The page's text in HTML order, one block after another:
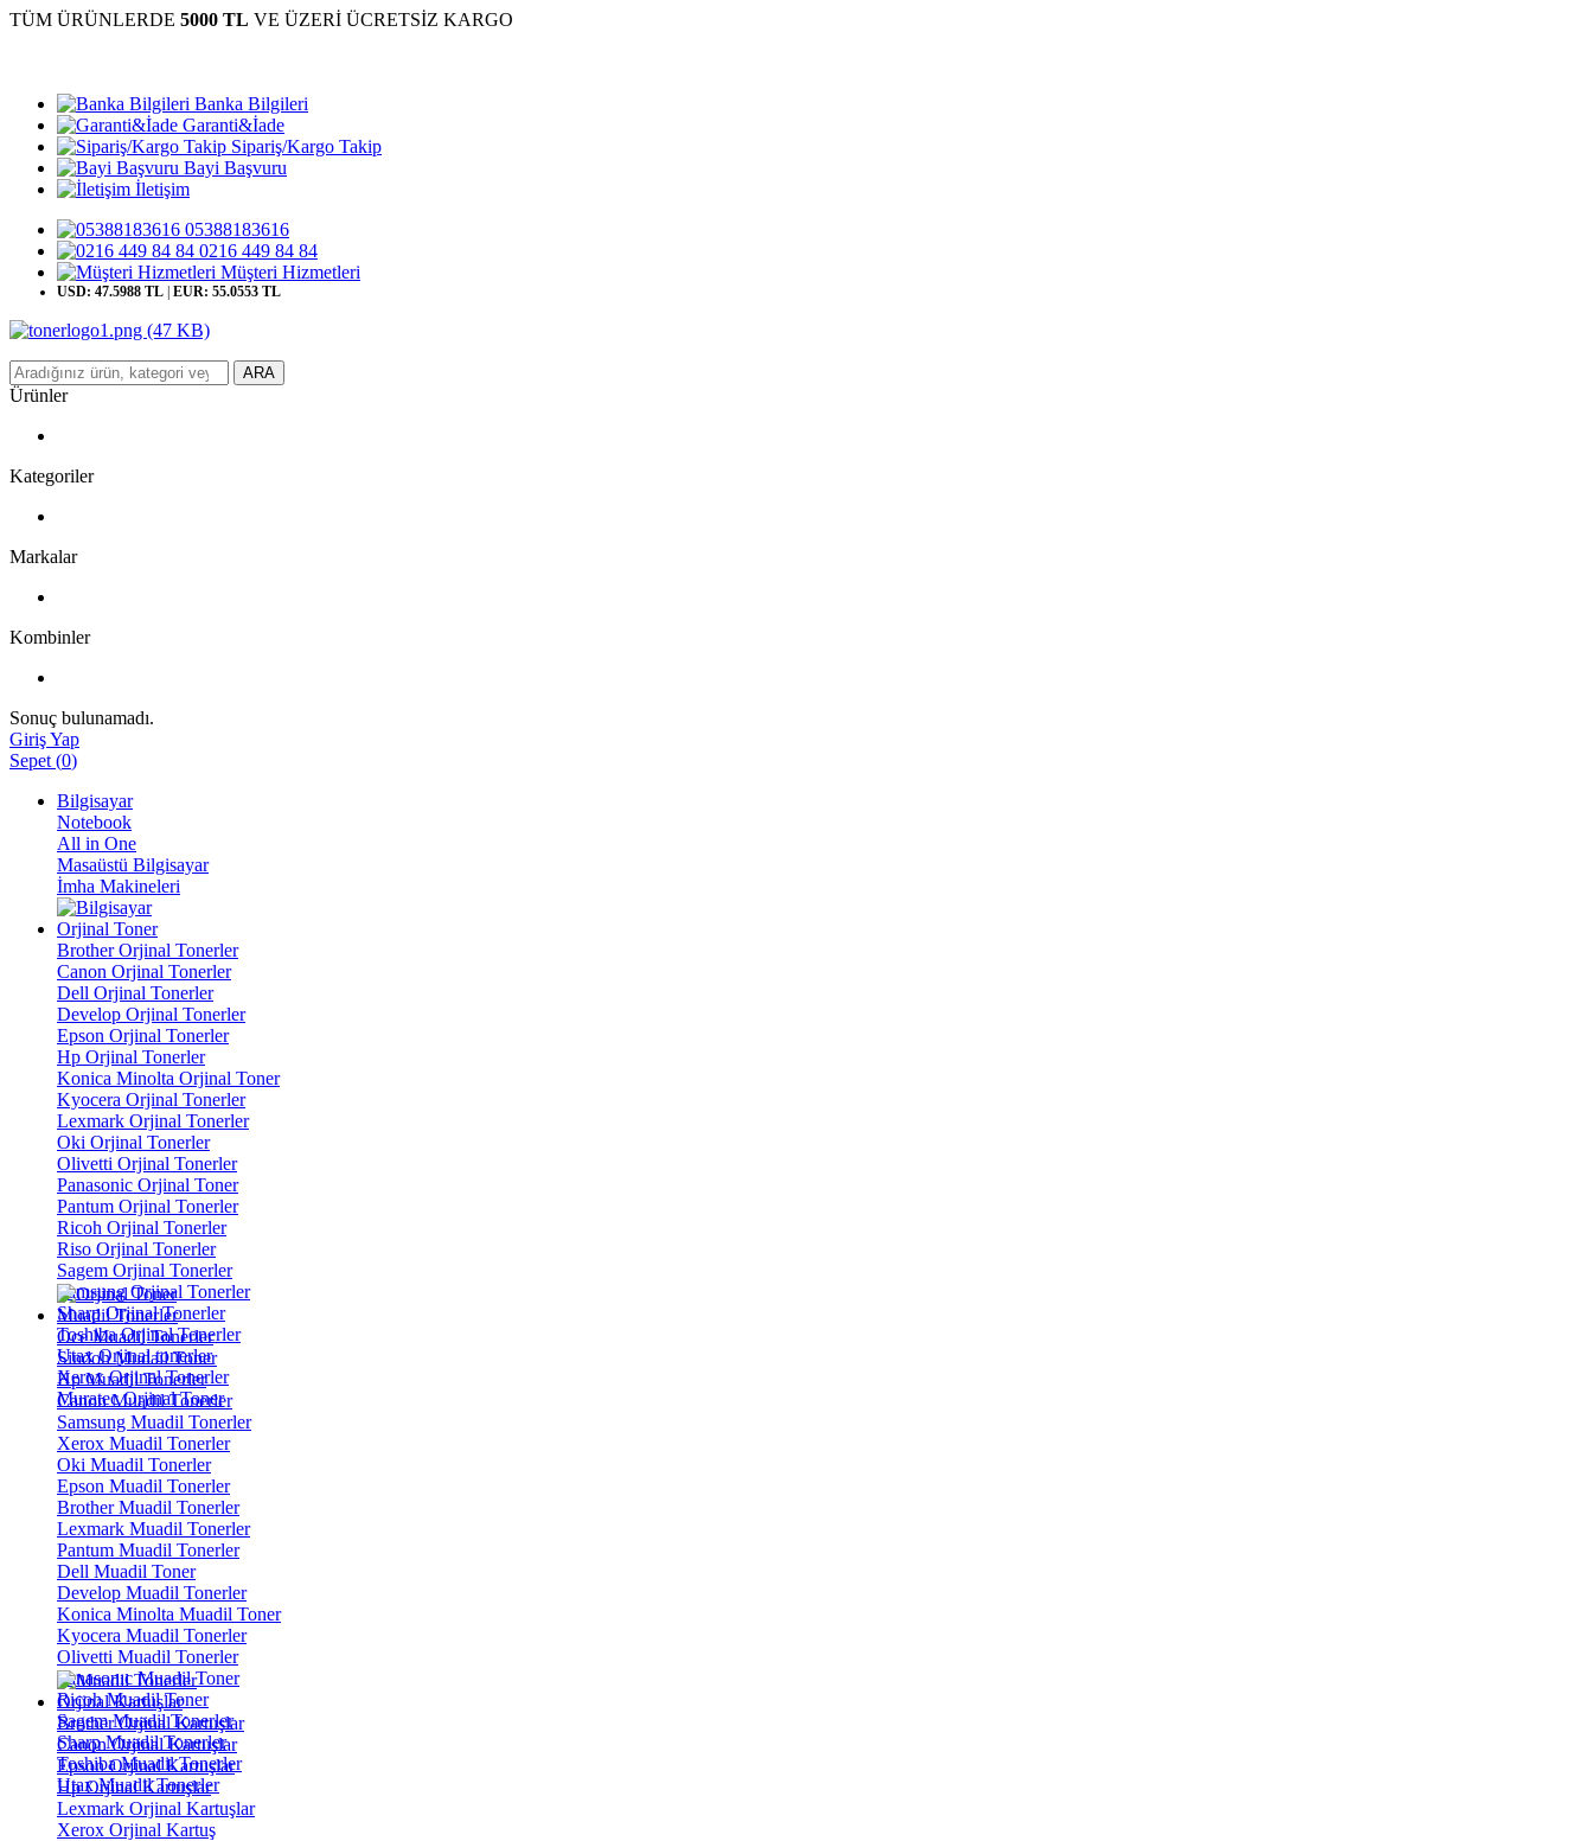
TÜM ÜRÜNLERDE 5000 TL VE ÜZERİ ÜCRETSİZ KARGO
Banka Bilgileri
Garanti&İade
Sipariş/Kargo Takip
Bayi Başvuru
İletişim
05388183616
0216 449 84 84
Müşteri Hizmetleri
USD: 47.5988 TL EUR: 55.0553 TL
ARA
Ürünler
Kategoriler
Markalar
Kombinler
Sonuç bulunamadı.
Giriş Yap
Sepet (0)
Bilgisayar
Notebook
All in One
Masaüstü Bilgisayar
İmha Makineleri
Orjinal Toner
Brother Orjinal Tonerler
Canon Orjinal Tonerler
Dell Orjinal Tonerler
Develop Orjinal Tonerler
Epson Orjinal Tonerler
Hp Orjinal Tonerler
Konica Minolta Orjinal Toner
Kyocera Orjinal Tonerler
Lexmark Orjinal Tonerler
Oki Orjinal Tonerler
Olivetti Orjinal Tonerler
Panasonic Orjinal Toner
Pantum Orjinal Tonerler
Ricoh Orjinal Tonerler
Riso Orjinal Tonerler
Sagem Orjinal Tonerler
Samsung Orjinal Tonerler
Sharp Orjinal Tonerler
Toshiba Orjinal Tonerler
Utax Orjinal tonerler
Xerox Orjinal Tonerler
Muratec Orjinal Toner
Muadil Tonerler
Oce Muadil Tonerler
Sindoh Mudail Toner
Hp Muadil Tonerler
Canon Muadil Tonerler
Samsung Muadil Tonerler
Xerox Muadil Tonerler
Oki Muadil Tonerler
Epson Muadil Tonerler
Brother Muadil Tonerler
Lexmark Muadil Tonerler
Pantum Muadil Tonerler
Dell Muadil Toner
Develop Muadil Tonerler
Konica Minolta Muadil Toner
Kyocera Muadil Tonerler
Olivetti Muadil Tonerler
Panasonıc Muadil Toner
Ricoh Muadil Toner
Sagem Muadil Tonerler
Sharp Muadil Tonerler
Toshiba Muadil Tonerler
Utax Muadil Tonerler
Orjinal Kartuşlar
Brother Orjinal Kartuşlar
Canon Orjinal Kartuşlar
Epson Orjinal Kartuşlar
Hp Orjinal Kartuşlar
Lexmark Orjinal Kartuşlar
Xerox Orjinal Kartuş